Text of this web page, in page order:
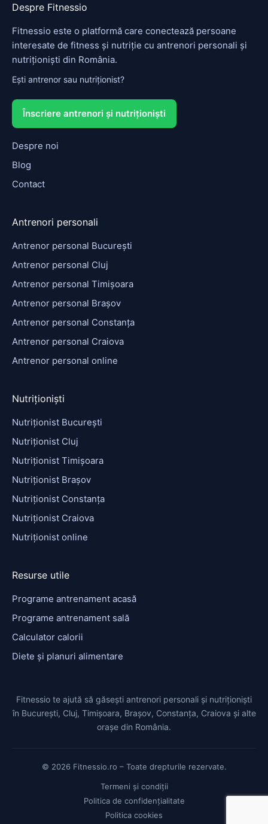
Despre Fitnessio
Fitnessio este o platformă care conectează persoane
interesate de fitness și nutriție cu antrenori personali și
nutriționiști din România.
Ești antrenor sau nutriționist?
Înscriere antrenori și nutriționiști
Despre noi
Blog
Contact
Antrenori personali
Antrenor personal București
Antrenor personal Cluj
Antrenor personal Timișoara
Antrenor personal Brașov
Antrenor personal Constanța
Antrenor personal Craiova
Antrenor personal online
Nutriționiști
Nutriționist București
Nutriționist Cluj
Nutriționist Timișoara
Nutriționist Brașov
Nutriționist Constanța
Nutriționist Craiova
Nutriționist online
Resurse utile
Programe antrenament acasă
Programe antrenament sală
Calculator calorii
Diete și planuri alimentare
Fitnessio te ajută să găsești antrenori personali și nutriționiști
în București, Cluj, Timișoara, Brașov, Constanța, Craiova și alte
orașe din România.
© 2026 Fitnessio.ro – Toate drepturile rezervate.
Termeni și condiții
Politica de confidențialitate
Politica cookies